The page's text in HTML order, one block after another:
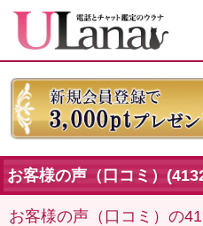
お客様の声（口コミ）
お客様の声（口コミ）の